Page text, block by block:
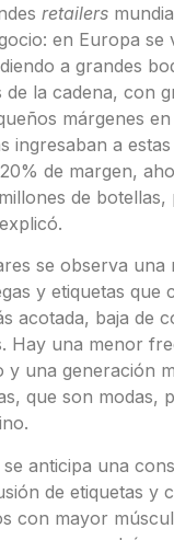
retailers
en Europa se
a grandes
de la cadena, con
márgenes
ingresaban a
de margen,
de
se observa una
y etiquetas que
acotada, baja de
Hay una menor
y una generación
que son modas,
anticipa una
de etiquetas y
con mayor